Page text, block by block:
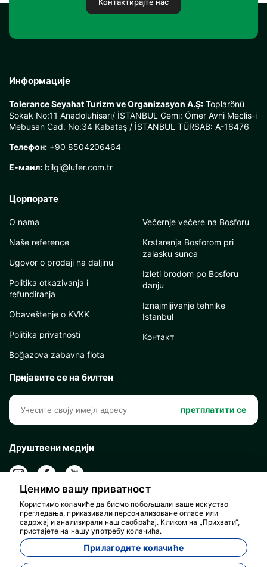
Информације
Tolerance Seyahat Turizm ve Organizasyon A.Ş: Toplarönü
Sokak No:11 Anadoluhisarı/ İSTANBUL Gemi: Ömer Avni Meclis-i
Mebusan Cad. No:34 Kabataş / İSTANBUL TÜRSAB: A-16476
Телефон: +90 8504206464
Е-маил: bilgi@lufer.com.tr
Цорпорате
O nama
Naše reference
Ugovor o prodaji na daljinu
Politika otkazivanja i
refundiranja
Obaveštenje o KVKK
Politika privatnosti
Boğazova zabavna flota
Večernje večere na Bosforu
Krstarenja Bosforom pri
zalasku sunca
Izleti brodom po Bosforu
danju
Iznajmljivanje tehnike
Istanbul
Контакт
Пријавите се на билтен
претплатити се
Друштвени медији
Ценимо вашу приватност
Користимо колачиће да бисмо побољшали ваше искуство
прегледања, приказивали персонализоване огласе или
садржај и анализирали наш саобраћај. Кликом на „Прихвати“,
пристајете на нашу употребу колачића.
Прилагодите колачиће